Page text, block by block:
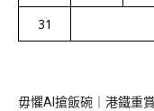
31
毋懼AI搶飯碗｜港鐵重